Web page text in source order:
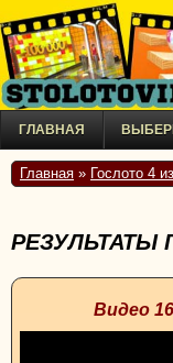
ГЛАВНАЯ
Главная » Гослото 4
РЕЗУЛЬТАТЫ
Видео